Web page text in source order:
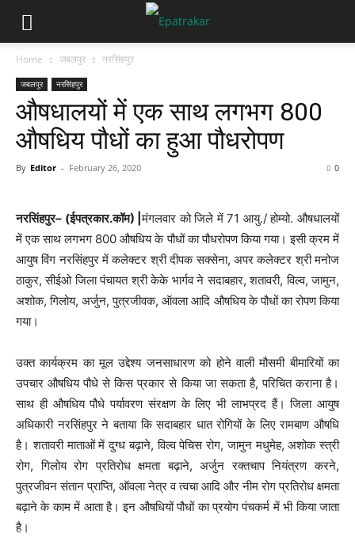
Home जबलपुर नरसिंहपुर
जबलपुर नरसिंहपुर
औषधालयों में एक साथ लगभग 800
औषधिय पौधों का हुआ पौधरोपण
By Editor - February 26, 2020 0
नरसिंहपुर– (ईपत्रकार.कॉम) |मंगलवार को जिले में 71 आयु./ होम्यो. औषधालयों
में एक साथ लगभग 800 औषधिय के पौधों का पौधरोपण किया गया। इसी क्रम में
आयुष विंग नरसिंहपुर में कलेक्टर श्री दीपक सक्सेना, अपर कलेक्टर श्री मनोज
ठाकुर, सीईओ जिला पंचायत श्री केके भार्गव ने सदाबहार, शतावरी, विल्व, जामुन,
अशोक, गिलोय, अर्जुन, पुत्रजीवक, ऑवला आदि औषधिय के पौधों का रोपण किया
गया।
उक्त कार्यक्रम का मूल उद्देश्य जनसाधारण को होने वाली मौसमी बीमारियों का
उपचार औषधिय पौधे से किस प्रकार से किया जा सकता है, परिचित कराना है।
साथ ही औषधिय पौधे पर्यावरण संरक्षण के लिए भी लाभप्रद हैं। जिला आयुष
अधिकारी नरसिंहपुर ने बताया कि सदाबहार धात रोगियों के लिए रामबाण औषधि
है। शतावरी माताओं में दुग्ध बढ़ाने, विल्व पेचिस रोग, जामुन मधुमेह, अशोक स्त्री
रोग, गिलोय रोग प्रतिरोध क्षमता बढ़ाने, अर्जुन रक्तचाप नियंत्रण करने,
पुत्रजीवन संतान प्राप्ति, ऑवला नेत्र व त्वचा आदि और नीम रोग प्रतिरोध क्षमता
बढ़ाने के काम में आता है। इन औषधियों पौधों का प्रयोग पंचकर्म में भी किया जाता
है।